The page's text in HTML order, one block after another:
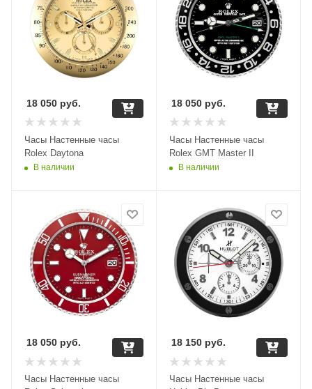
Часы Настенные часы
Rolex Daytona
В наличии
18 050 руб.
Часы Настенные часы
Rolex GMT Master II
В наличии
18 050руб.
Часы Настенные часы
18 050 руб.
Часы Настенные часы
18 150руб.